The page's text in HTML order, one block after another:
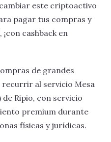
este criptoactivo
pagar tus compras y
cashback en
de grandes
recurrir al servicio Mesa
Ripio, con servicio
premium durante
físicas y jurídicas.